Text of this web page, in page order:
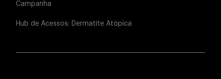
Campanha
Hub de Acessos: Dermatite Atópica